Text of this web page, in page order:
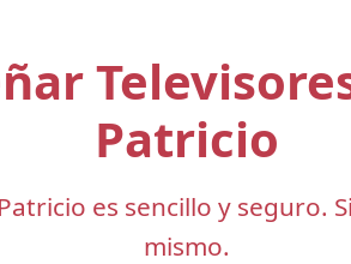
Patricio
es sencillo y seguro.
mismo.